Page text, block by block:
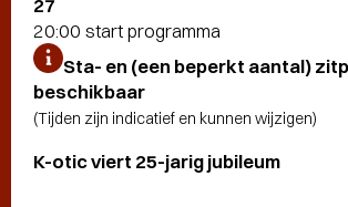
27
20:00 start programma
Sta- en (een beperkt aantal)
beschikbaar
(Tijden zijn indicatief en kunnen wijzigen)
K-otic viert 25-jarig jubileum